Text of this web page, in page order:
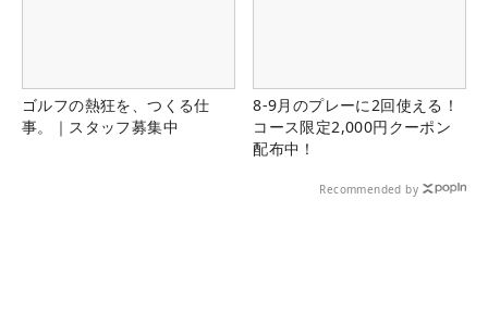
ゴルフの熱狂を、つくる仕
事。｜スタッフ募集中
8-9月のプレーに2回使える！
コース限定2,000円クーポン
配布中！
Recommended by